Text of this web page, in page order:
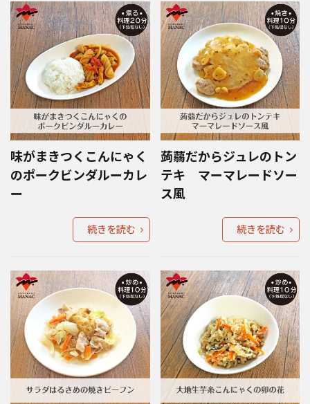
味がまきつくこんにゃく
のポークビンダルーカレ
ー
続きを読む
蒟蒻だからジュレのトン
テキ マーマレードソー
ス風
続きを読む